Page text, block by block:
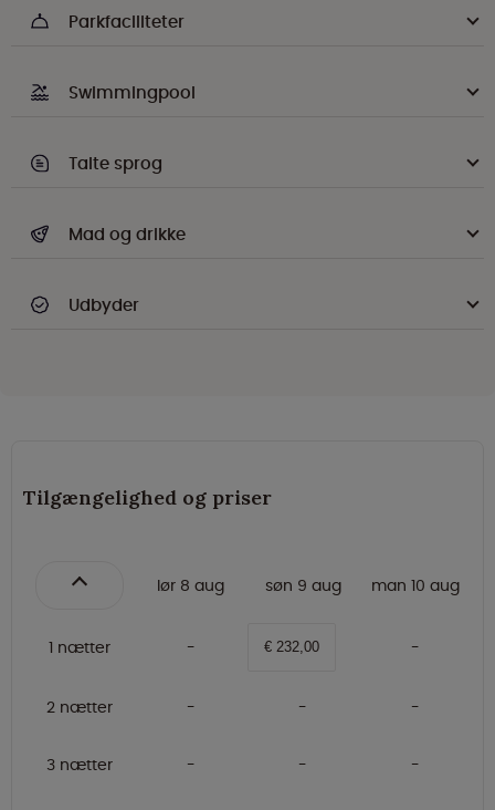
Parkfaciliteter
Swimmingpool
Talte sprog
Mad og drikke
Udbyder
Tilgængelighed og priser
lør 8 aug søn 9 aug man 10 aug
1 nætter € 232,00
2 nætter
3 nætter